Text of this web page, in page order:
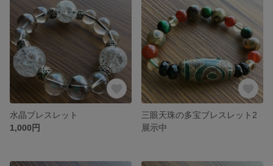
水晶ブレスレット
1,000円
三眼天珠の多宝ブレスレット2
展示中